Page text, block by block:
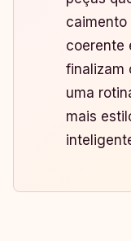
caimento
coerente
finalizam
uma
mais